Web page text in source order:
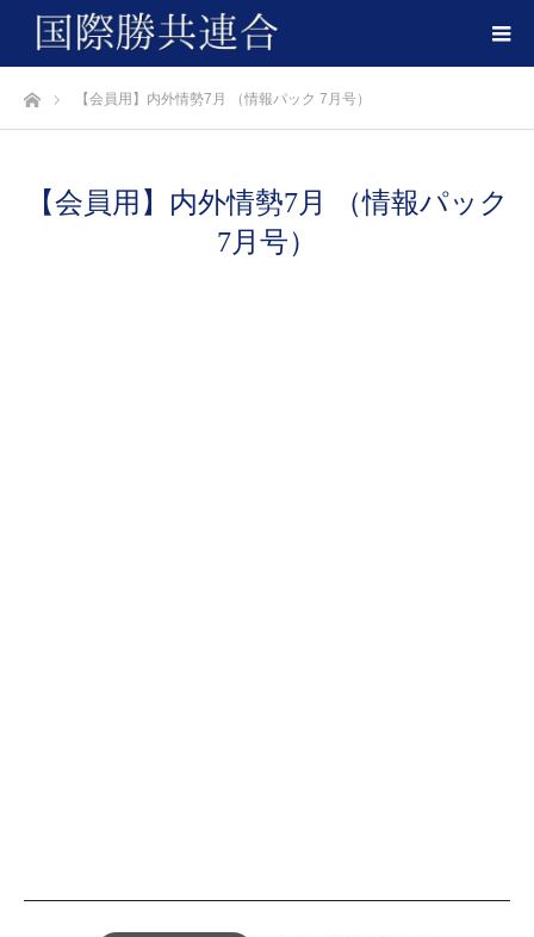
ホーム 【会員用】内外情勢7月 （情報パック 7月号）
【会員用】内外情勢7月 （情報パック
7月号）